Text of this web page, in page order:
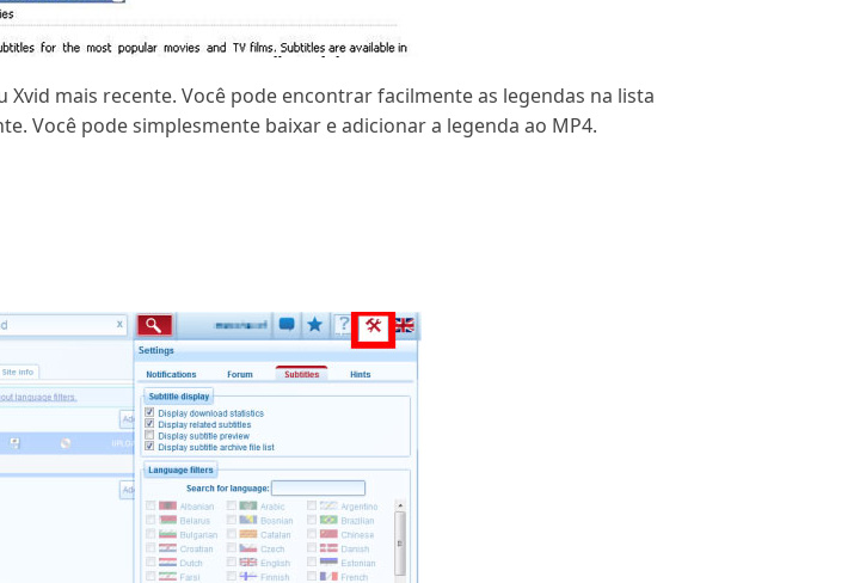
mais recente. Você pode encontrar facilmente as legendas na lista
Você pode simplesmente baixar e adicionar a legenda ao MP4.